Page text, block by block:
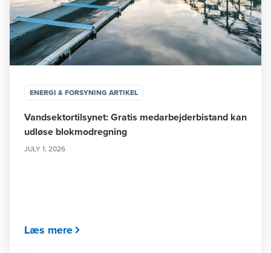
ENERGI & FORSYNING ARTIKEL
Vandsektortilsynet: Gratis medarbejderbistand kan
udløse blokmodregning
JULY 1, 2026
Læs mere